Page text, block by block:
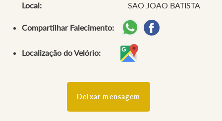
Local:
SAO JOAO BATISTA
Compartilhar Falecimento:
Localização do Velório:
Deixar mensagem